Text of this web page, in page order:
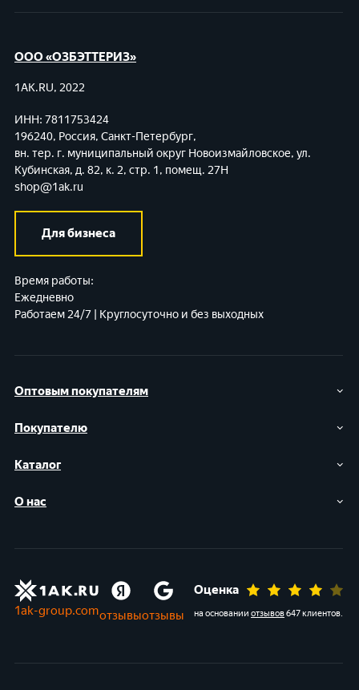
Оптовым покупателям
Покупателю
Каталог
О нас
ООО «ОЗБЭТТЕРИЗ»
1AK.RU, 2022
ИНН: 7811753424
196240, Россия, Санкт-Петербург,
вн. тер. г. муниципальный округ Новоизмайловское, ул.
Кубинская, д. 82, к. 2, стр. 1, помещ. 27Н
shop@1ak.ru
Для бизнеса
Время работы:
Ежедневно
Работаем 24/7 | Круглосуточно и без выходных
1ak-group.comотзывыотзывы
Оценка
на основании отзывов647 клиентов.